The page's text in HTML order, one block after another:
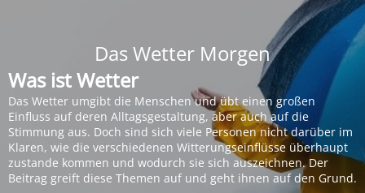
Das Wetter Morgen
Was ist Wetter
Das Wetter umgibt die Menschen und übt einen großen
Einfluss auf deren Alltagsgestaltung, aber auch auf die
Stimmung aus. Doch sind sich viele Personen nicht darüber im
Klaren, wie die verschiedenen Witterungseinflüsse überhaupt
zustande kommen und wodurch sie sich auszeichnen. Der
Beitrag greift diese Themen auf und geht ihnen auf den Grund.